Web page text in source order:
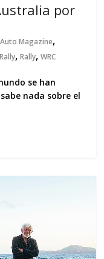
por
Auto Magazine,
,Rally,WRC
se han
nada sobre el